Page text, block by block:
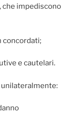
che impediscono
concordati;
e cautelari.
unilateralmente: